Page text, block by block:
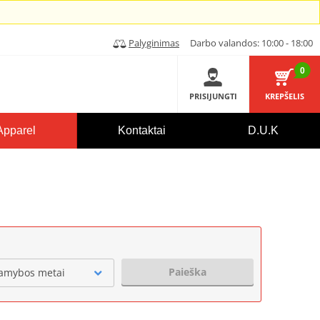
Palyginimas Darbo valandos: 10:00 - 18:00
PRISIJUNGTI
0
KREPŠELIS
Kontaktai D.U.K
metai Paieška